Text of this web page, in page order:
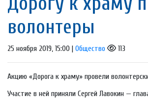
волонтеры
25 ноября 2019, 15:00 | Общество 113
Акцию «Дорога к храму» провели
Участие в ней приняли Сергей Лавокин —